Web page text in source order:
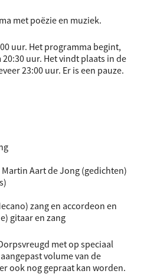
met poëzie en muziek.
uur. Het programma begint,
uur. Het vindt plaats in de
23:00 uur. Er is een pauze.
Martin Aart de Jong (gedichten)
zang en accordeon en
gitaar en zang
met op speciaal
volume van de
ook nog gepraat kan worden.